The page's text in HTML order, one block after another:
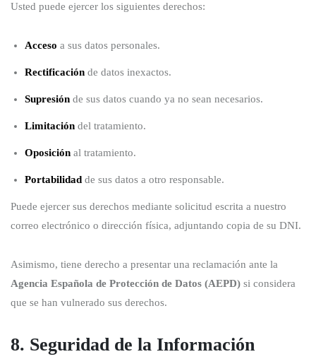
Usted puede ejercer los siguientes derechos:
Acceso a sus datos personales.
Rectificación de datos inexactos.
Supresión de sus datos cuando ya no sean necesarios.
Limitación del tratamiento.
Oposición al tratamiento.
Portabilidad de sus datos a otro responsable.
Puede ejercer sus derechos mediante solicitud escrita a nuestro
correo electrónico o dirección física, adjuntando copia de su DNI.
Asimismo, tiene derecho a presentar una reclamación ante la
Agencia Española de Protección de Datos (AEPD) si considera
que se han vulnerado sus derechos.
8. Seguridad de la Información